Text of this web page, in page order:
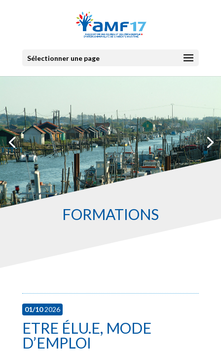
Sélectionner une page
FORMATIONS
01/102026
ETRE ÉLU.E, MODE
D’EMPLOI